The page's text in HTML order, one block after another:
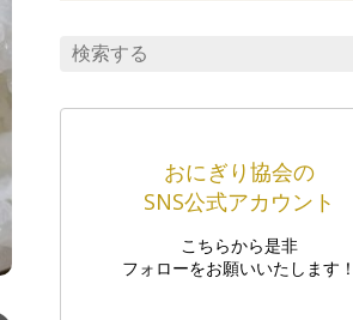
おにぎり協会の
SNS公式アカウント
こちらから是非
フォローをお願いいたします！